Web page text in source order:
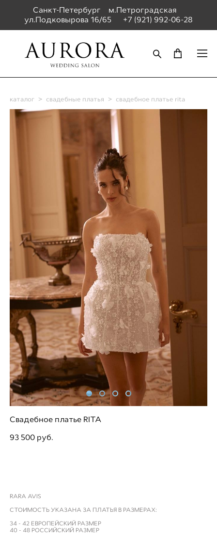
Санкт-Петербург м.Петроградская
ул.Подковырова 16/65 +7 (921) 992-06-28
каталог > свадебные платья > свадебное платье rita
Свадебное платье RITA
93 500 pуб.
RARA AVIS
СТОИМОСТЬ УКАЗАНА ЗА ПЛАТЬЯ В РАЗМЕРАХ:
34 - 42 ЕВРОПЕЙСКИЙ РАЗМЕР
40 - 48 РОССИЙСКИЙ РАЗМЕР